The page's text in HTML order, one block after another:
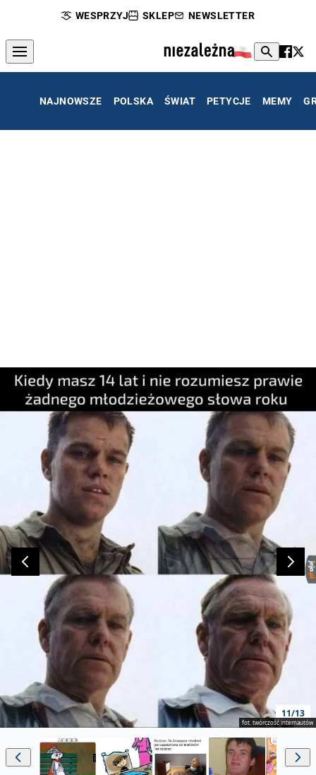
WESPRZYJ SKLEP NEWSLETTER
NAJNOWSZE POLSKA ŚWIAT PETYCJE MEMY
11/13
fot. twórczość internautów